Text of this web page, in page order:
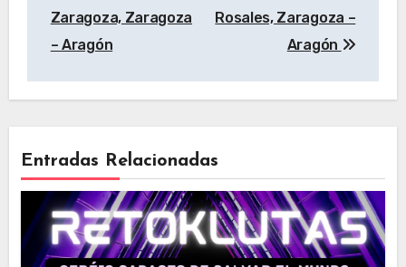
entradas
Zaragoza, Zaragoza
– Aragón
Rosales, Zaragoza –
Aragón
Entradas Relacionadas